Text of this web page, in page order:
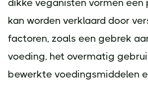
dikke veganisten vormen een
kan worden verklaard door
factoren, zoals een gebrek
voeding, het overmatig
bewerkte voedingsmiddelen